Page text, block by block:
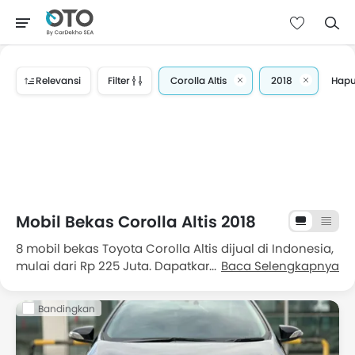
Relevansi Filter Corolla Altis 2018
Mobil Bekas Corolla Altis 2018
8 mobil bekas Toyota Corolla Altis dijual di Indonesia,
mulai dari Rp 225 Juta. Dapatkan penawaran terbaik
dengan informasi harga, fitur, foto dan spesifikasi.
Pilih dari 8 Toyota Corolla Altis bekas di Indonesia
Daftar harga Mobil Bekas Corolla Altis 2018
Baca Selengkapnya
Bandingkan